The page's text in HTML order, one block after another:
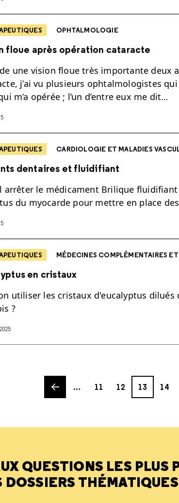
OPHTALMOLOGIE
floue après opération cataracte
une vision floue très importante deux
j’ai vu plusieurs ophtalmologistes
m’a opérée ; l’un d’entre eux me dit…
CARDIOLOGIE ET MALADIES
dentaires et fluidifiant
arrêter le médicament Brilique
du myocarde pour mettre en place
MÉDECINES COMPLÉMENTAIRES
en cristaux
utiliser les cristaux d'eucalyptus dilués
?
Previous page
…
11
12
Page
13
14
QUESTIONS LES PLUS
DOSSIERS THÉMATIQUES